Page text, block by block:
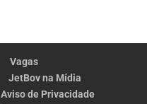
Vagas
JetBov na Mídia
Aviso de Privacidade